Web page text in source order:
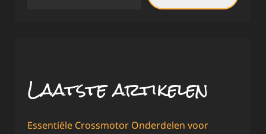
Laatste artikelen
Essentiële Crossmotor Onderdelen voor